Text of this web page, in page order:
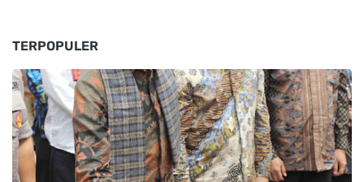
TERPOPULER